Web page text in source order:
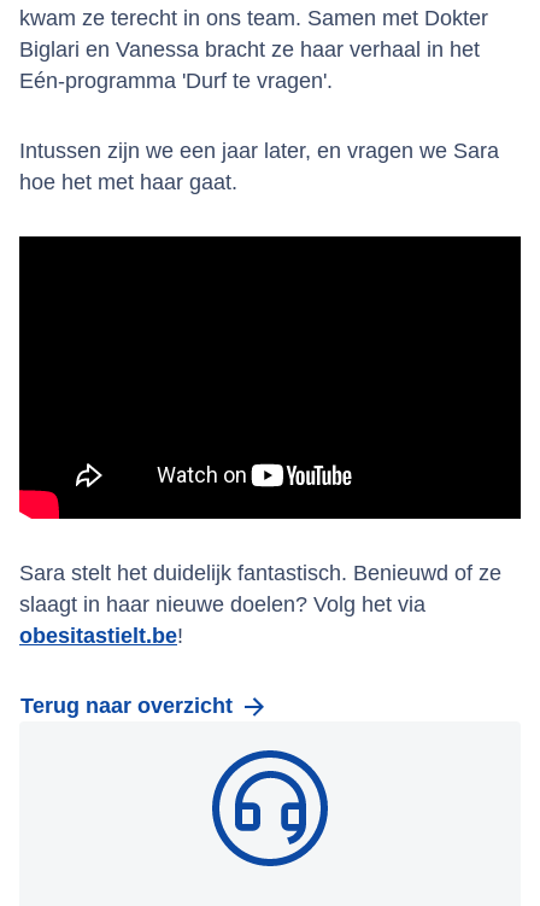
kwam ze terecht in ons team. Samen met Dokter
Biglari en Vanessa bracht ze haar verhaal in het
Eén-programma 'Durf te vragen'.
Intussen zijn we een jaar later, en vragen we Sara
hoe het met haar gaat.
Sara stelt het duidelijk fantastisch. Benieuwd of ze
slaagt in haar nieuwe doelen? Volg het via
obesitastielt.be!
Terug naar overzicht